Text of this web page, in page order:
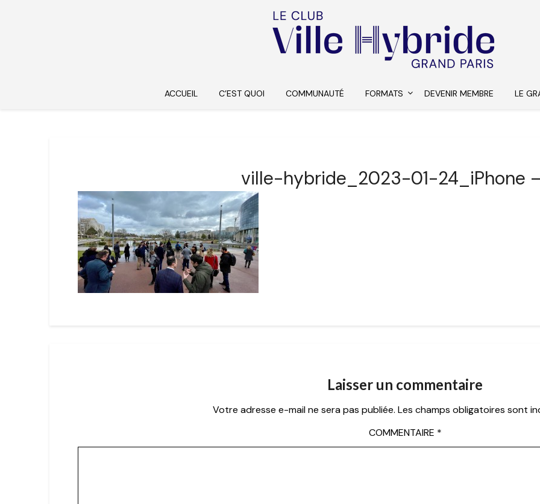
ACCUEIL C’EST QUOI COMMUNAUTÉ FORMATS DEVENIR MEMBRE LE
ville-hybride_2023-01-24_iPhone
Laisser un commentaire
Votre adresse e-mail ne sera pas publiée. Les champs obligatoires sont
COMMENTAIRE *